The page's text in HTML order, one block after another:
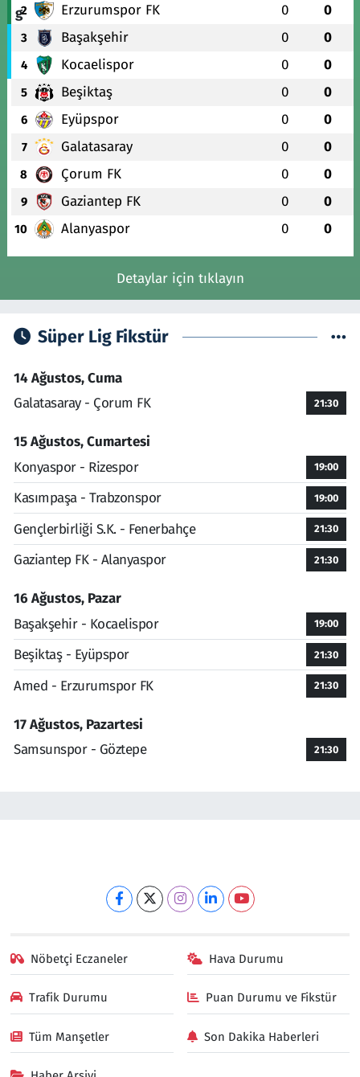
2 Erzurumspor FK 0 0
3 Başakşehir 0 0
4 Kocaelispor 0 0
5 Beşiktaş 0 0
6 Eyüpspor 0 0
7 Galatasaray 0 0
8 Çorum FK 0 0
9 Gaziantep FK 0 0
10 Alanyaspor 0 0
Detaylar için tıklayın
Süper Lig Fikstür
14 Ağustos, Cuma
Galatasaray - Çorum FK
21:30
15 Ağustos, Cumartesi
Konyaspor - Rizespor
19:00
Kasımpaşa - Trabzonspor 19:00
Gençlerbirliği S.K. - Fenerbahçe 21:30
Gaziantep FK - Alanyaspor 21:30
16 Ağustos, Pazar
Başakşehir - Kocaelispor
19:00
Beşiktaş - Eyüpspor 21:30
Amed - Erzurumspor FK 21:30
17 Ağustos, Pazartesi
Samsunspor - Göztepe
21:30
Nöbetçi Eczaneler Hava Durumu
Trafik Durumu Puan Durumu ve Fikstür
Tüm Manşetler Son Dakika Haberleri